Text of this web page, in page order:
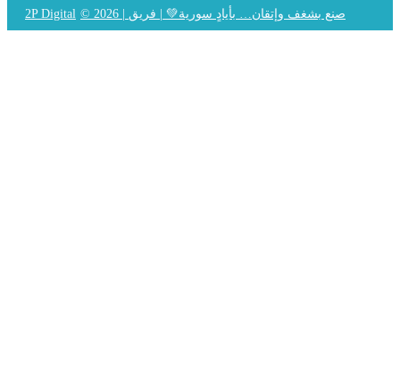
2P Digital © 2026 | صنع بشغف وإتقان… بأيادٍ سورية💚 | فريق